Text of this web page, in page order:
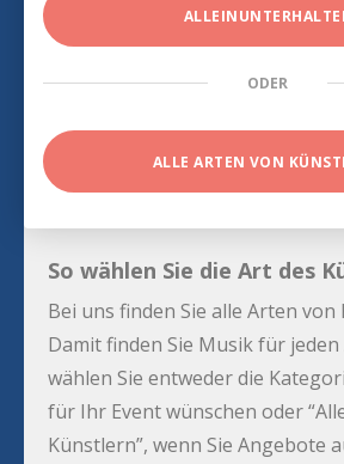
ODER
ALLE ARTEN VON
So wählen Sie die Art des
Bei uns finden Sie alle Arten von
Damit finden Sie Musik für jeden
wählen Sie entweder die
für Ihr Event wünschen oder
Künstlern”, wenn Sie Angebote